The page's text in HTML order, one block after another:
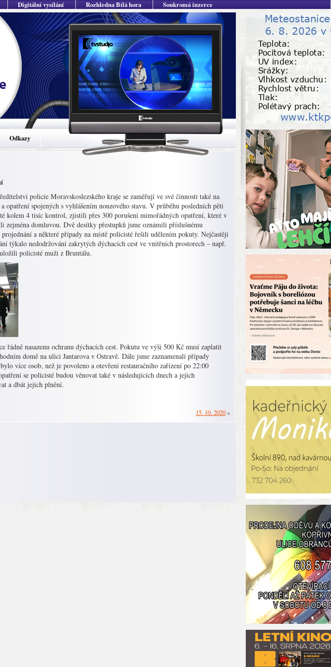
Digitální vysílání Rozhledna Bílá hora Soukromá inzerce
Odkazy
policie Moravskoslezského kraje se zaměřují ve své činnosti také na
opatření spojených s vyhlášením nouzového stavu. V průběhu posledních pěti
kolem 4 tisíc kontrol, zjistili přes 300 porušení mimořádných opatření, které v
zejména domluvou. Dvě desítky přestupků jsme oznámili příslušnému
a některé případy na místě policisté řešili udělením pokuty. Nejčastěji
týkalo nedodržování zakrytých dýchacích cest ve vnitřních prostorech – např.
policisté muži z Bruntálu.
řádně nasazenu ochranu dýchacích cest. Pokutu ve výši 500 Kč musí zaplatit
domě na ulici Jantarova v Ostravě. Dále jsme zaznamenali případy
více osob, než je povoleno a otevření restauračního zařízení po 22:00
se policisté budou věnovat také v následujících dnech a jejich
a dbát jejich plnění.
15. 10. 2020»